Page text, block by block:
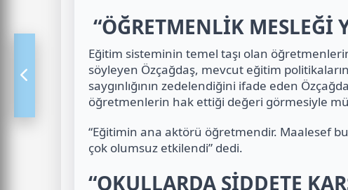
“ÖĞRETMENLİK MESLEĞİ
Eğitim sisteminin temel taşı olan
söyleyen Özçağdaş, mevcut eğitim
saygınlığının zedelendiğini ifade eden
öğretmenlerin hak ettiği değeri görmesiyle
“Eğitimin ana aktörü öğretmendir. Maalesef
çok olumsuz etkilendi” dedi.
“OKULLARDA ŞİDDETE